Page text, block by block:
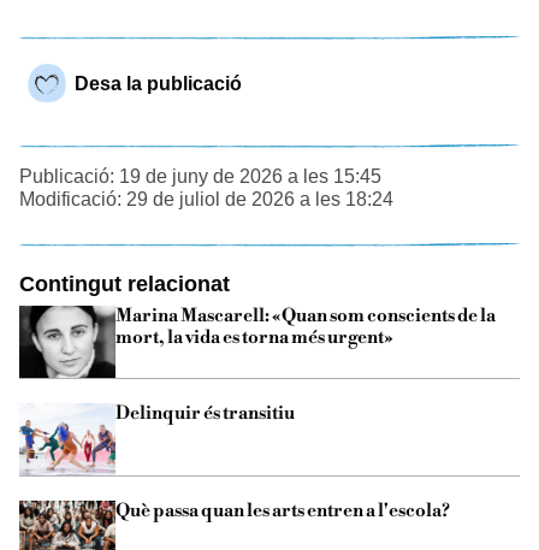
Desa la publicació
Publicació: 19 de juny de 2026 a les 15:45
Modificació: 29 de juliol de 2026 a les 18:24
Contingut relacionat
Marina Mascarell: «Quan som conscients de la
mort, la vida es torna més urgent»
Delinquir és transitiu
Què passa quan les arts entren a l'escola?